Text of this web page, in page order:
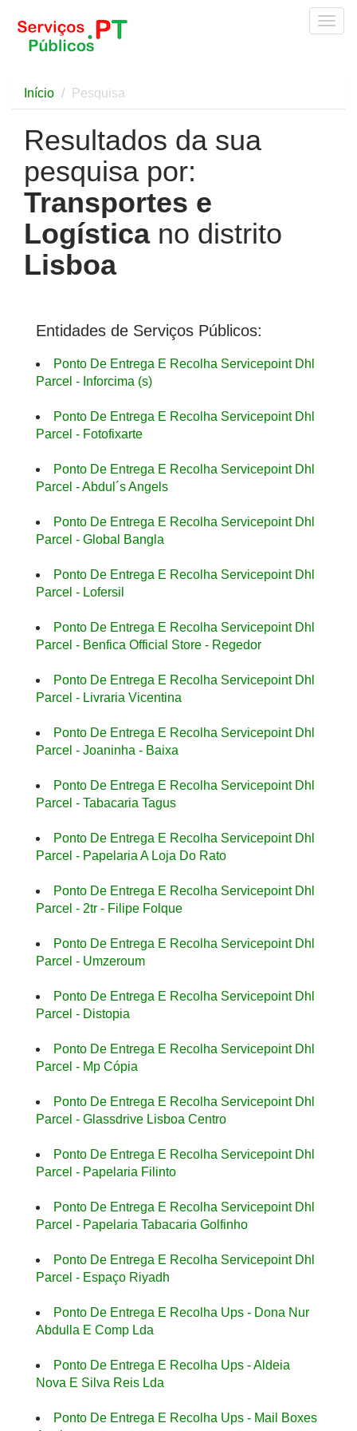
Início Pesquisa
Resultados da sua
pesquisa por:
Transportes e
Logísticano distrito
Lisboa
Entidades de Serviços Públicos:
Ponto De Entrega E Recolha Servicepoint Dhl
Parcel - Inforcima (s)
Ponto De Entrega E Recolha Servicepoint Dhl
Parcel - Fotofixarte
Ponto De Entrega E Recolha Servicepoint Dhl
Parcel - Abdul´s Angels
Ponto De Entrega E Recolha Servicepoint Dhl
Parcel - Global Bangla
Ponto De Entrega E Recolha Servicepoint Dhl
Parcel - Lofersil
Ponto De Entrega E Recolha Servicepoint Dhl
Parcel - Benfica Official Store - Regedor
Ponto De Entrega E Recolha Servicepoint Dhl
Parcel - Livraria Vicentina
Ponto De Entrega E Recolha Servicepoint Dhl
Parcel - Joaninha - Baixa
Ponto De Entrega E Recolha Servicepoint Dhl
Parcel - Tabacaria Tagus
Ponto De Entrega E Recolha Servicepoint Dhl
Parcel - Papelaria A Loja Do Rato
Ponto De Entrega E Recolha Servicepoint Dhl
Parcel - 2tr - Filipe Folque
Ponto De Entrega E Recolha Servicepoint Dhl
Parcel - Umzeroum
Ponto De Entrega E Recolha Servicepoint Dhl
Parcel - Distopia
Ponto De Entrega E Recolha Servicepoint Dhl
Parcel - Mp Cópia
Ponto De Entrega E Recolha Servicepoint Dhl
Parcel - Glassdrive Lisboa Centro
Ponto De Entrega E Recolha Servicepoint Dhl
Parcel - Papelaria Filinto
Ponto De Entrega E Recolha Servicepoint Dhl
Parcel - Papelaria Tabacaria Golfinho
Ponto De Entrega E Recolha Servicepoint Dhl
Parcel - Espaço Riyadh
Ponto De Entrega E Recolha Ups - Dona Nur
Abdulla E Comp Lda
Ponto De Entrega E Recolha Ups - Aldeia
Nova E Silva Reis Lda
Ponto De Entrega E Recolha Ups - Mail Boxes